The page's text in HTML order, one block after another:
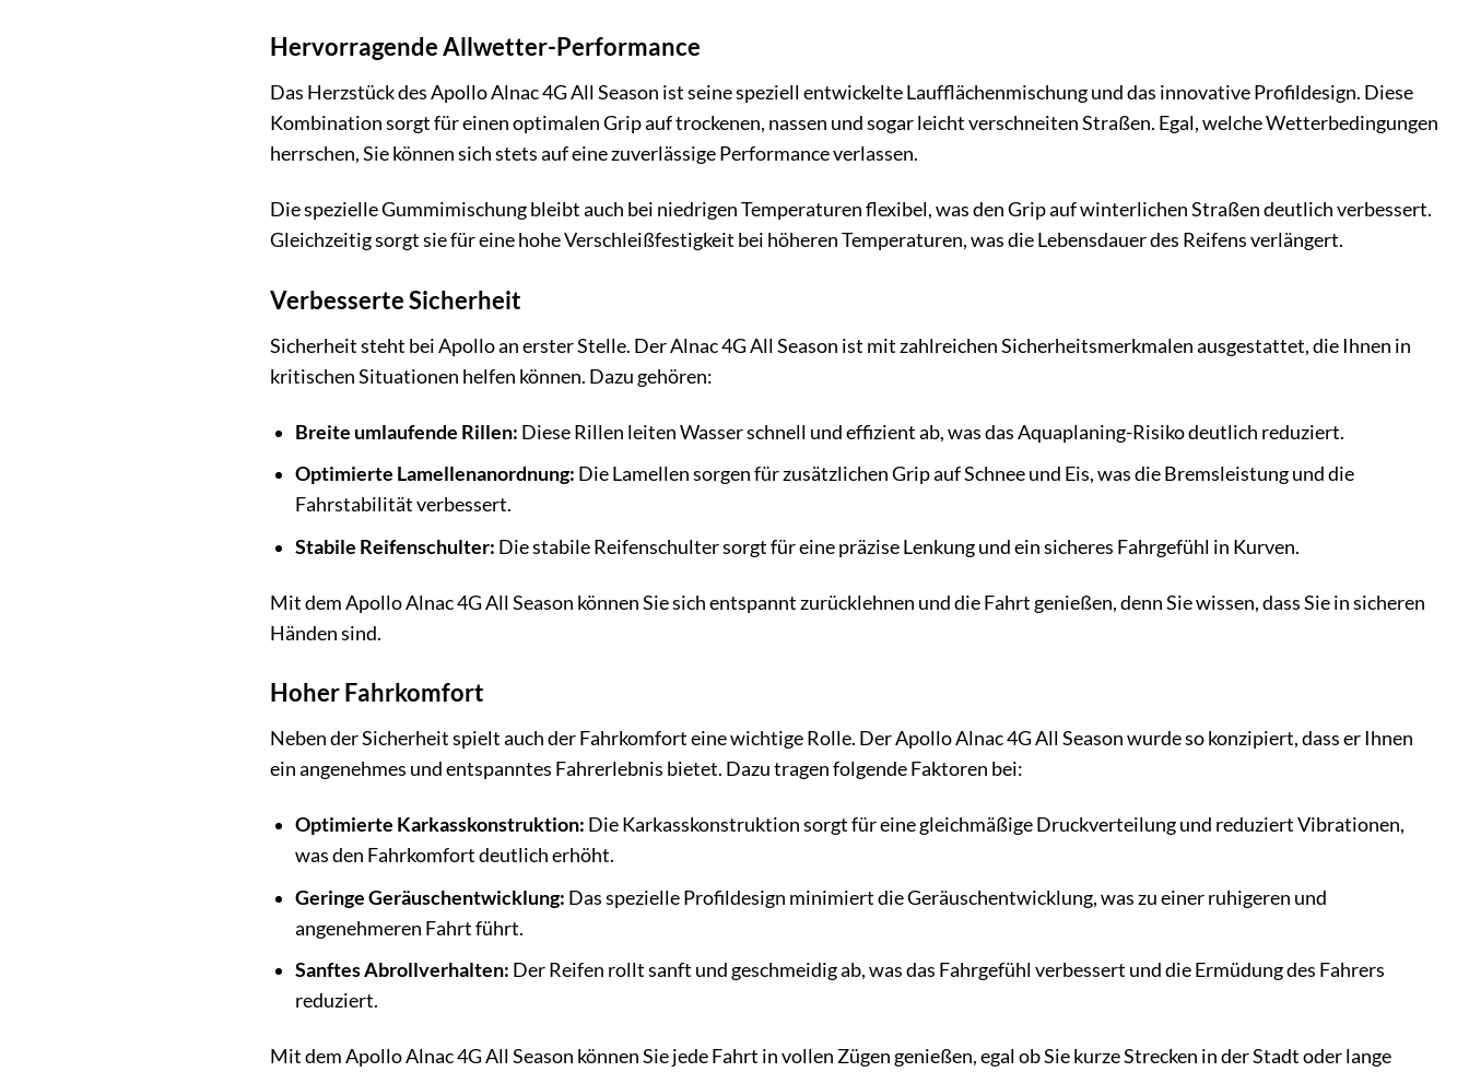
Hervorragende Allwetter-Performance
Das Herzstück des Apollo Alnac 4G All Season ist seine speziell entwickelte Laufflächenmischung und das innovative Profildesign. Diese
Kombination sorgt für einen optimalen Grip auf trockenen, nassen und sogar leicht verschneiten Straßen. Egal, welche Wetterbedingungen
herrschen, Sie können sich stets auf eine zuverlässige Performance verlassen.
Die spezielle Gummimischung bleibt auch bei niedrigen Temperaturen flexibel, was den Grip auf winterlichen Straßen deutlich verbessert.
Gleichzeitig sorgt sie für eine hohe Verschleißfestigkeit bei höheren Temperaturen, was die Lebensdauer des Reifens verlängert.
Verbesserte Sicherheit
Sicherheit steht bei Apollo an erster Stelle. Der Alnac 4G All Season ist mit zahlreichen Sicherheitsmerkmalen ausgestattet, die Ihnen in
kritischen Situationen helfen können. Dazu gehören:
Breite umlaufende Rillen: Diese Rillen leiten Wasser schnell und effizient ab, was das Aquaplaning-Risiko deutlich reduziert.
Optimierte Lamellenanordnung: Die Lamellen sorgen für zusätzlichen Grip auf Schnee und Eis, was die Bremsleistung und die
Fahrstabilität verbessert.
Stabile Reifenschulter: Die stabile Reifenschulter sorgt für eine präzise Lenkung und ein sicheres Fahrgefühl in Kurven.
Mit dem Apollo Alnac 4G All Season können Sie sich entspannt zurücklehnen und die Fahrt genießen, denn Sie wissen, dass Sie in sicheren
Händen sind.
Hoher Fahrkomfort
Neben der Sicherheit spielt auch der Fahrkomfort eine wichtige Rolle. Der Apollo Alnac 4G All Season wurde so konzipiert, dass er Ihnen
ein angenehmes und entspanntes Fahrerlebnis bietet. Dazu tragen folgende Faktoren bei:
Optimierte Karkasskonstruktion: Die Karkasskonstruktion sorgt für eine gleichmäßige Druckverteilung und reduziert Vibrationen,
was den Fahrkomfort deutlich erhöht.
Geringe Geräuschentwicklung: Das spezielle Profildesign minimiert die Geräuschentwicklung, was zu einer ruhigeren und
angenehmeren Fahrt führt.
Sanftes Abrollverhalten: Der Reifen rollt sanft und geschmeidig ab, was das Fahrgefühl verbessert und die Ermüdung des Fahrers
reduziert.
Mit dem Apollo Alnac 4G All Season können Sie jede Fahrt in vollen Zügen genießen, egal ob Sie kurze Strecken in der Stadt oder lange